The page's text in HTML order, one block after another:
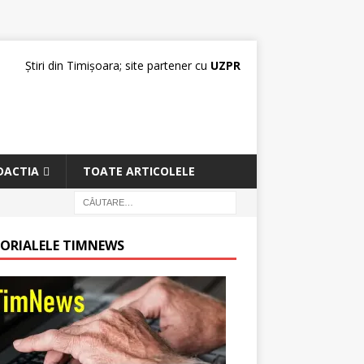
Știri din Timișoara; site partener cu UZPR
TOATE ARTICOLELE
TIMNEWS